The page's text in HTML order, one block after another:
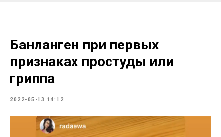
Банланген при первых
признаках простуды или
гриппа
2022-05-13 14:12